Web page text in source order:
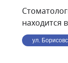
находится
отул.